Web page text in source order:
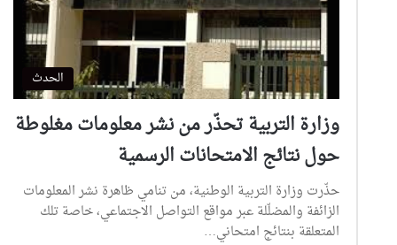
الحدث
وزارة التربية تحذّر من نشر معلومات مغلوطة
حول نتائج الامتحانات الرسمية
حذّرت وزارة التربية الوطنية، من تنامي ظاهرة نشر المعلومات
الزائفة والمضلّلة عبر مواقع التواصل الاجتماعي، خاصة تلك
المتعلقة بنتائج امتحاني…